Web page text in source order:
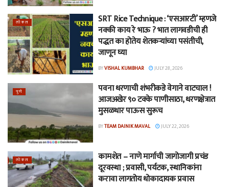
लोकल
SRT Rice Technique : ‘एसआरटी’ म्हणजे
नक्की काय रे भाऊ ? भात लागवडीची ही
पद्धत का होतेय शेतकऱ्यांच्या पसंतीची,
जाणून घ्या
BYVISHAL KUMBHAR JULY 28, 2026
पुणे
पवना धरणाची शंभरीकडे वेगाने वाटचाल !
आजअखेर ९० टक्के पाणीसाठा, धरणक्षेत्रात
मुसळधार पाऊस सुरूच
BYTEAM DAINIK MAVAL JULY 22, 2026
लोकल
कामशेत – नाणे मार्गाची जागोजागी प्रचंड
दूरवस्था ; प्रवासी, पर्यटक, स्थानिकांना
करावा लागतोय धोकादायक प्रवास